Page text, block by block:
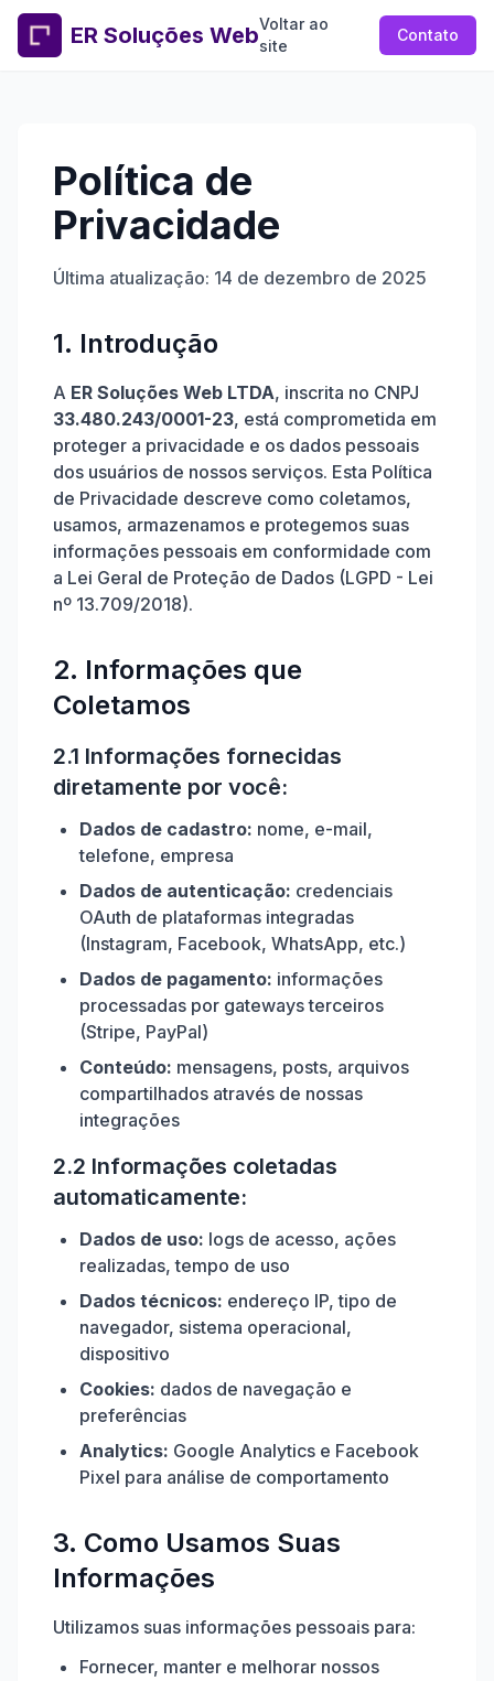
ER Soluções WebVoltar ao
site
Contato
Política de
Privacidade
Última atualização: 14 de dezembro de 2025
1. Introdução
A ER Soluções Web LTDA, inscrita no CNPJ
33.480.243/0001-23, está comprometida em
proteger a privacidade e os dados pessoais
dos usuários de nossos serviços. Esta Política
de Privacidade descreve como coletamos,
usamos, armazenamos e protegemos suas
informações pessoais em conformidade com
a Lei Geral de Proteção de Dados (LGPD - Lei
nº 13.709/2018).
2. Informações que
Coletamos
2.1 Informações fornecidas
diretamente por você:
Dados de cadastro: nome, e-mail,
telefone, empresa
Dados de autenticação: credenciais
OAuth de plataformas integradas
(Instagram, Facebook, WhatsApp, etc.)
Dados de pagamento: informações
processadas por gateways terceiros
(Stripe, PayPal)
Conteúdo: mensagens, posts, arquivos
compartilhados através de nossas
integrações
2.2 Informações coletadas
automaticamente:
Dados de uso: logs de acesso, ações
realizadas, tempo de uso
Dados técnicos: endereço IP, tipo de
navegador, sistema operacional,
dispositivo
Cookies: dados de navegação e
preferências
Analytics: Google Analytics e Facebook
Pixel para análise de comportamento
3. Como Usamos Suas
Informações
Utilizamos suas informações pessoais para:
Fornecer, manter e melhorar nossos